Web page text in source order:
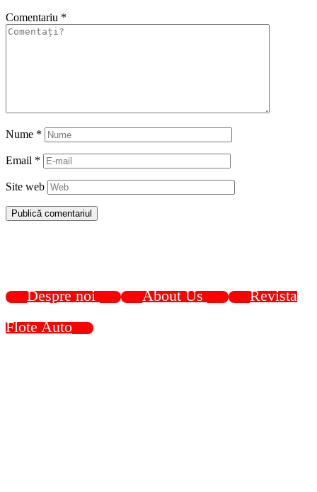
Comentariu *
Nume *
Email *
Site web
Despre noi About Us
Revista
Flote Auto